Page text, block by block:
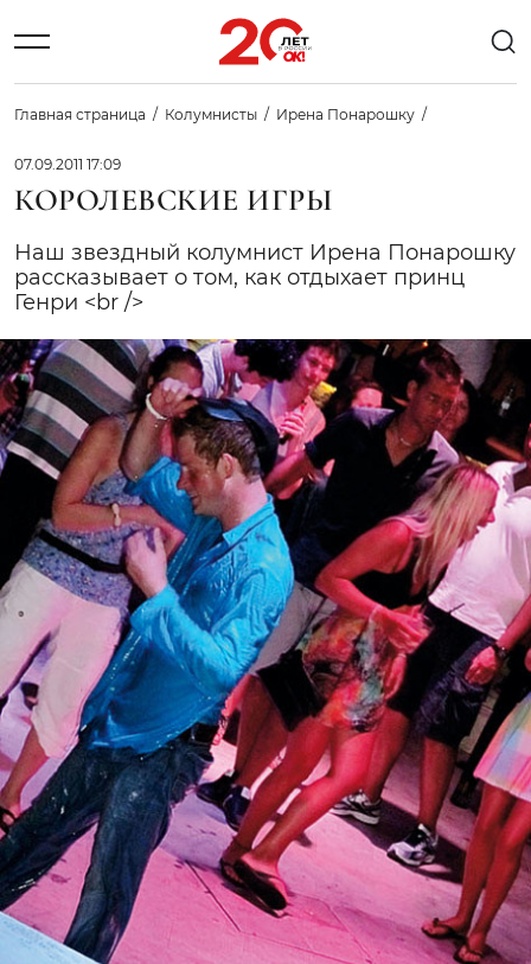
Главная страница Колумнисты Ирена Понарошку
07.09.2011 17:09
КОРОЛЕВСКИЕ ИГРЫ
Наш звездный колумнист Ирена Понарошку
рассказывает о том, как отдыхает принц
Генри <br />